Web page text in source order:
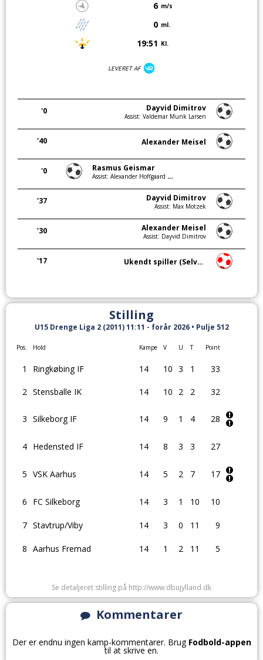
6 m/s
0 ml.
19:51 Kl.
LEVERET AF
'0 Dayvid Dimitrov
Assist: Valdemar Munk Larsen
'40 Alexander Meisel
'0 Rasmus Geismar
Assist: Alexander Hoffgaard Rasmussen
'37 Dayvid Dimitrov
Assist: Max Motzek
'30 Alexander Meisel
Assist: Dayvid Dimitrov
'17 Ukendt spiller (Selvmål)
Stilling
U15 Drenge Liga 2 (2011) 11:11 - forår 2026 • Pulje 512
Pos. Hold Kampe V U T Point
1 Ringkøbing IF 14 10 3 1 33
2 Stensballe IK 14 10 2 2 32
3 Silkeborg IF 14 9 1 4 28
4 Hedensted IF 14 8 3 3 27
5 VSK Aarhus 14 5 2 7 17
6 FC Silkeborg 14 3 1 10 10
7 Stavtrup/Viby 14 3 0 11 9
8 Aarhus Fremad 14 1 2 11 5
Se detaljeret stilling på http://www.dbujylland.dk
Kommentarer
Der er endnu ingen kamp-kommentarer. Brug Fodbold-appen
til at skrive en.